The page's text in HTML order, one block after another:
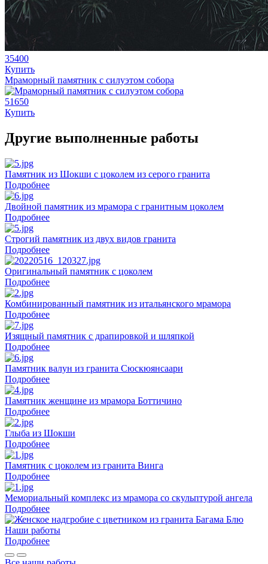
35400
Купить
Мраморный памятник с силуэтом собора
51650
Купить
Другие выполненные работы
Памятник из Шокши с цоколем из серого гранита
Подробнее
Двойной памятник из мрамора с гранитным цоколем
Подробнее
Строгий памятник из двух видов гранита
Подробнее
Оригинальный памятник с цоколем
Подробнее
Комбинированный памятник из итальянского мрамора
Подробнее
Изящный памятник с драпировкой и шляпкой
Подробнее
Памятник валун из гранита Сюскюянсаари
Подробнее
Памятник женщине из мрамора Боттичино
Подробнее
Глыба из Шокши
Подробнее
Памятник с цоколем из гранита Винга
Подробнее
Мемориальный комплекс из мрамора со скульптурой ангела
Подробнее
Наши работы
Подробнее